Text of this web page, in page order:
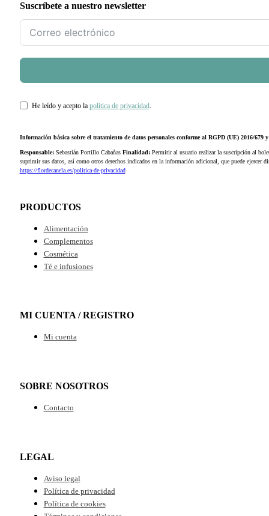
Suscríbete a nuestro newsletter
He leído y acepto la política de privacidad.
Información básica sobre el tratamiento de datos personales conforme al RGPD (UE) 2016/679
Responsable:Sebastián Portillo Cabañas Finalidad:Permitir al usuario realizar la suscripción al
suprimir sus datos, así como otros derechos indicados en la información adicional, que puede
https://flordecanela.es/politica-de-privacidad
PRODUCTOS
Alimentación
Complementos
Cosmética
Té e infusiones
MI CUENTA / REGISTRO
Mi cuenta
SOBRE NOSOTROS
Contacto
LEGAL
Aviso legal
Política de privacidad
Política de cookies